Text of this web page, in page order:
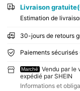
Livraison
Estimation de
30-jours de retours
Paiements
Marché
Vendu par le
expédié par SHEIN
Informations et